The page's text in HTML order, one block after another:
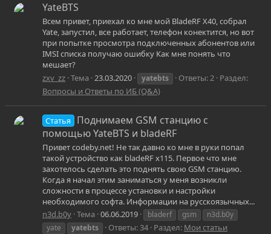
YateBTS
Всем привет, приехал ко мне мой BladeRF X40, собрал
Yate, запустил, все работает, телефон конектится, но вот
при попытке просмотра подключенных абонентов или
IMSI списка получаю ошибку Как мне понять что
мешает?
zxv_zz Тема 23.03.2020 yatebts Ответы: 2 Раздел:
Вопросы и Ответы по ИБ (Q&A)
Статья
Поднимаем GSM станцию с
помощью YateBTS и bladeRF
Привет codeby.net! Не так давно ко мне в руки попал
такой устройство как bladeRF x115. Первое что мне
захотелось сделать это поднять свою GSM станцию.
Когда я начал этим заниматься у меня возникли
сложности в процессе установки и настройки
необходимого софта. Информации на русскоязычных...
n3d.b0y Тема 06.06.2019 bladerf gsm
n3d.b0y
yate
yatebts Ответы: 34 Раздел: Мои статьи